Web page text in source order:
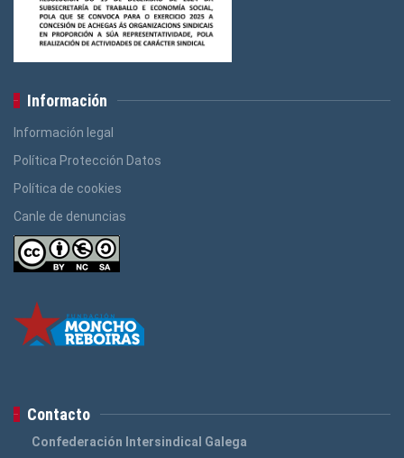
Información
Información legal
Política Protección Datos
Política de cookies
Canle de denuncias
Contacto
Confederación Intersindical Galega